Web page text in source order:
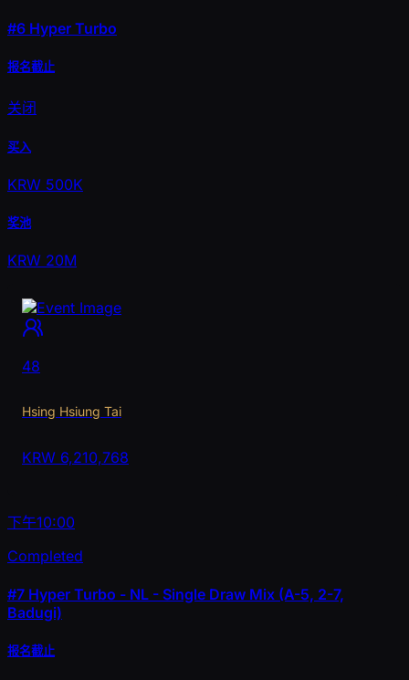
#6 Hyper Turbo
报名截止
关闭
买入
KRW 500K
奖池
KRW 20M
48
Hsing Hsiung Tai
KRW 6,210,768
下午10:00
Completed
#7 Hyper Turbo - NL - Single Draw Mix (A-5, 2-7,
Badugi)
报名截止